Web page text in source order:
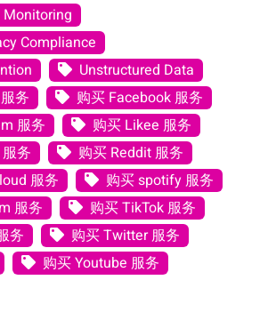
Compliance
Unstructured Data
务
购买 Facebook 服务
服务
购买 Likee 服务
务
购买 Reddit 服务
服务
购买 spotify 服务
服务
购买 TikTok 服务
务
购买 Twitter 服务
购买 Youtube 服务